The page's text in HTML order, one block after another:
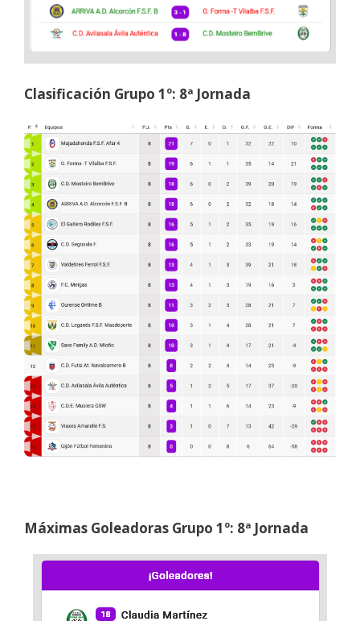
Clasificación Grupo 1º: 8ª Jornada
Máximas Goleadoras Grupo 1º: 8ª Jornada